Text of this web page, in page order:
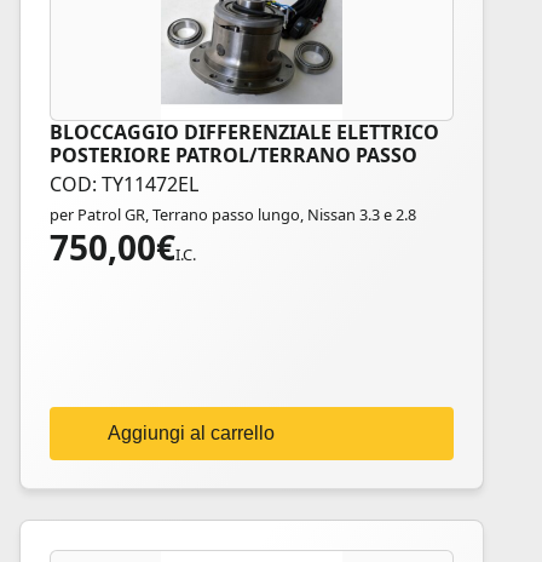
BLOCCAGGIO DIFFERENZIALE ELETTRICO
POSTERIORE PATROL/TERRANO PASSO
LUNGO
COD: TY11472EL
per Patrol GR, Terrano passo lungo, Nissan 3.3 e 2.8
750,00€I.C.
Aggiungi al carrello